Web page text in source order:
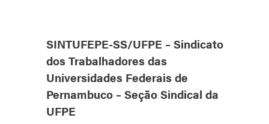
SINTUFEPE-SS/UFPE – Sindicato
dos Trabalhadores das
Universidades Federais de
Pernambuco – Seção Sindical da
UFPE